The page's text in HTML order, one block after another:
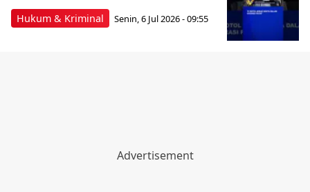
Hukum & Kriminal Senin, 6 Jul 2026 - 09:55